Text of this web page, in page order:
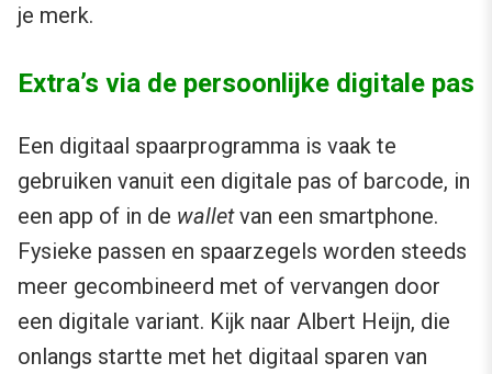
je merk.
Extra’s via de persoonlijke digitale pas
Een digitaal spaarprogramma is vaak te
gebruiken vanuit een digitale pas of barcode, in
een app of in de walletvan een smartphone.
Fysieke passen en spaarzegels worden steeds
meer gecombineerd met of vervangen door
een digitale variant. Kijk naar Albert Heijn, die
onlangs startte met het digitaal sparen van